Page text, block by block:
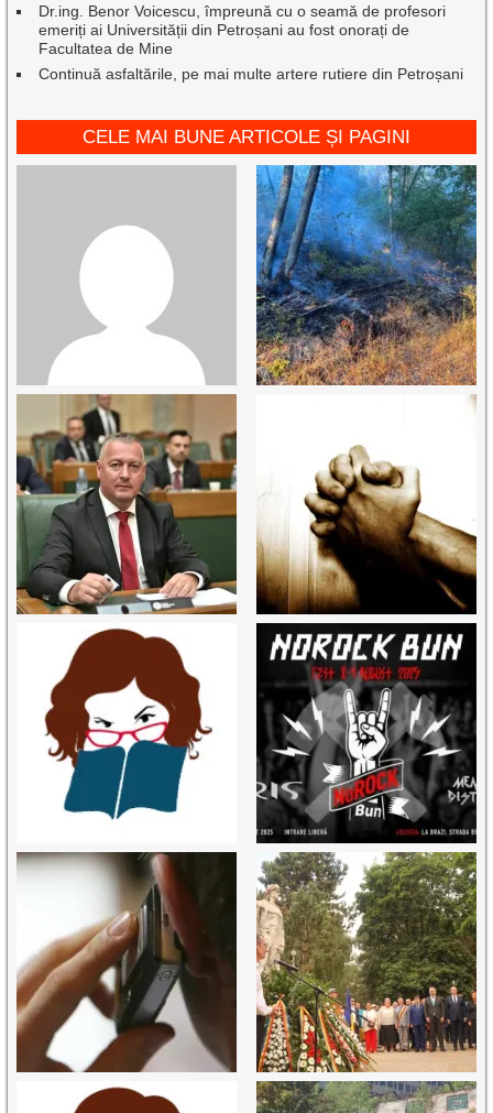
Dr.ing. Benor Voicescu, împreună cu o seamă de profesori
emeriți ai Universității din Petroșani au fost onorați de
Facultatea de Mine
Continuă asfaltările, pe mai multe artere rutiere din Petroșani
CELE MAI BUNE ARTICOLE ȘI PAGINI